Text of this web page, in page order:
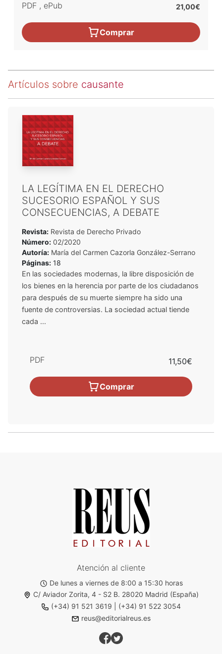
PDF , ePub 21,00€
Comprar
Artículos sobre causante
LA LEGÍTIMA EN EL DERECHO
SUCESORIO ESPAÑOL Y SUS
CONSECUENCIAS, A DEBATE
Revista: Revista de Derecho Privado
Número: 02/2020
Autoría: María del Carmen Cazorla González-Serrano
Páginas: 18
En las sociedades modernas, la libre disposición de
los bienes en la herencia por parte de los ciudadanos
para después de su muerte siempre ha sido una
fuente de controversias. La sociedad actual tiende
cada ...
PDF 11,50€
Comprar
Atención al cliente
De lunes a viernes de 8:00 a 15:30 horas
C/ Aviador Zorita, 4 - S2 B. 28020 Madrid (España)
(+34) 91 521 3619
(+34) 91 522 3054
reus@editorialreus.es